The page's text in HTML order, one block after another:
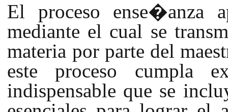
El proceso ense�anza
mediante el cual se
materia por parte del
este proceso cumpla
indispensable que se